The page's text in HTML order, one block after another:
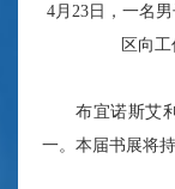
4月23日，一名
区向
布宜诺斯艾
一。本届书展将持